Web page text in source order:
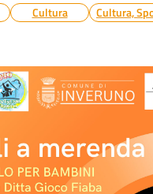
Cultura Cultura,